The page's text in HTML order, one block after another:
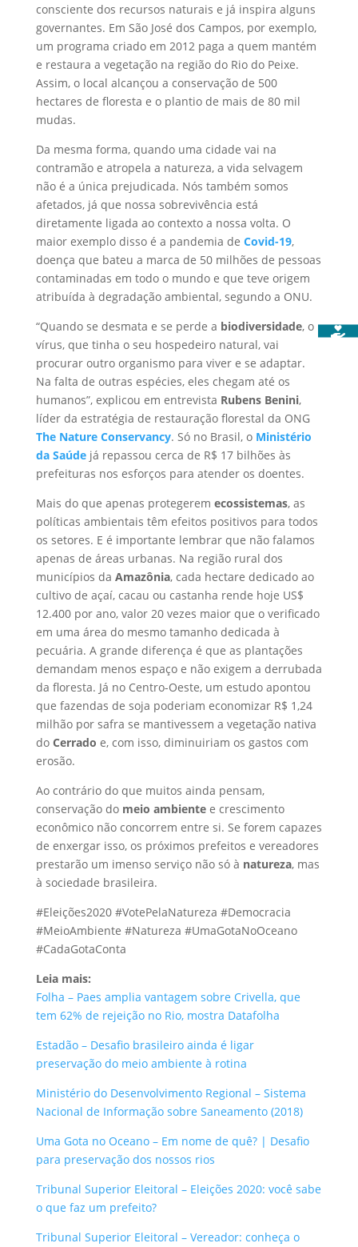
consciente dos recursos naturais e já inspira alguns
governantes. Em São José dos Campos, por exemplo,
um programa criado em 2012 paga a quem mantém
e restaura a vegetação na região do Rio do Peixe.
Assim, o local alcançou a conservação de 500
hectares de floresta e o plantio de mais de 80 mil
mudas.
Da mesma forma, quando uma cidade vai na
contramão e atropela a natureza, a vida selvagem
não é a única prejudicada. Nós também somos
afetados, já que nossa sobrevivência está
diretamente ligada ao contexto a nossa volta. O
maior exemplo disso é a pandemia de Covid-19,
doença que bateu a marca de 50 milhões de pessoas
contaminadas em todo o mundo e que teve origem
atribuída à degradação ambiental, segundo a ONU.
“Quando se desmata e se perde a biodiversidade, o
vírus, que tinha o seu hospedeiro natural, vai
procurar outro organismo para viver e se adaptar.
Na falta de outras espécies, eles chegam até os
humanos”, explicou em entrevista Rubens Benini,
líder da estratégia de restauração florestal da ONG
The Nature Conservancy. Só no Brasil, o Ministério
da Saúdejá repassou cerca de R$ 17 bilhões às
prefeituras nos esforços para atender os doentes.
Mais do que apenas protegerem ecossistemas, as
políticas ambientais têm efeitos positivos para todos
os setores. E é importante lembrar que não falamos
apenas de áreas urbanas. Na região rural dos
municípios da Amazônia, cada hectare dedicado ao
cultivo de açaí, cacau ou castanha rende hoje US$
12.400 por ano, valor 20 vezes maior que o verificado
em uma área do mesmo tamanho dedicada à
pecuária. A grande diferença é que as plantações
demandam menos espaço e não exigem a derrubada
da floresta. Já no Centro-Oeste, um estudo apontou
que fazendas de soja poderiam economizar R$ 1,24
milhão por safra se mantivessem a vegetação nativa
do Cerrado e, com isso, diminuiriam os gastos com
erosão.
Ao contrário do que muitos ainda pensam,
conservação do meio ambientee crescimento
econômico não concorrem entre si. Se forem capazes
de enxergar isso, os próximos prefeitos e vereadores
prestarão um imenso serviço não só à natureza, mas
à sociedade brasileira.
#Eleições2020 #VotePelaNatureza #Democracia
#MeioAmbiente #Natureza #UmaGotaNoOceano
#CadaGotaConta
Leia mais:
Folha – Paes amplia vantagem sobre Crivella, que
tem 62% de rejeição no Rio, mostra Datafolha
Estadão – Desafio brasileiro ainda é ligar
preservação do meio ambiente à rotina
Ministério do Desenvolvimento Regional – Sistema
Nacional de Informação sobre Saneamento (2018)
Uma Gota no Oceano – Em nome de quê? | Desafio
para preservação dos nossos rios
Tribunal Superior Eleitoral – Eleições 2020: você sabe
o que faz um prefeito?
Tribunal Superior Eleitoral – Vereador: conheça o